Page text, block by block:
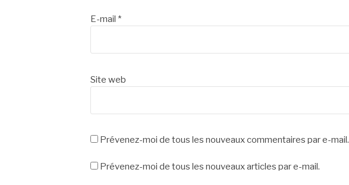
E-mail *
Site web
Prévenez-moi de tous les nouveaux commentaires par e-mail.
Prévenez-moi de tous les nouveaux articles par e-mail.